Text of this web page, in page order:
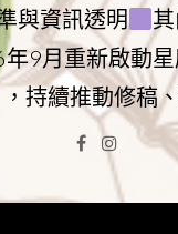
與資訊透明
9月重新啟動
，持續推動修稿
Facebook